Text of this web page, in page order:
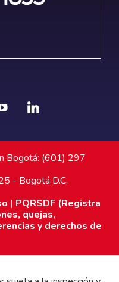
Bogotá: (601) 297
- Bogotá D.C.
| PQRSDF (Registra
quejas,
y derechos de